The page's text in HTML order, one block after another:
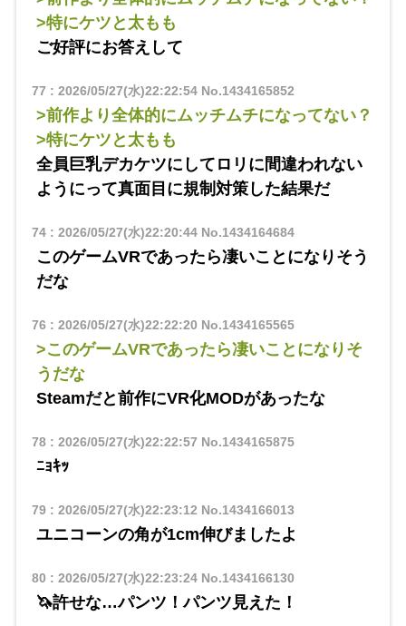
>特にケツと太もも
ご好評にお答えして
77 : 2026/05/27(水)22:22:54No.1434165852
>前作より全体的にムッチムチになってない？
>特にケツと太もも
全員巨乳デカケツにしてロリに間違われない
ようにって真面目に規制対策した結果だ
74: 2026/05/27(水)22:20:44No.1434164684
このゲームVRであったら凄いことになりそう
だな
76 : 2026/05/27(水)22:22:20 No.1434165565
>このゲームVRであったら凄いことになりそ
うだな
Steamだと前作にVR化MODがあったな
78: 2026/05/27(水)22:22:57 No.1434165875
ﾆｮｷｯ
79: 2026/05/27(水)22:23:12 No.1434166013
ユニコーンの角が1cm伸びましたよ
80 : 2026/05/27(水)22:23:24No.1434166130
🦄許せな…パンツ！パンツ見えた！